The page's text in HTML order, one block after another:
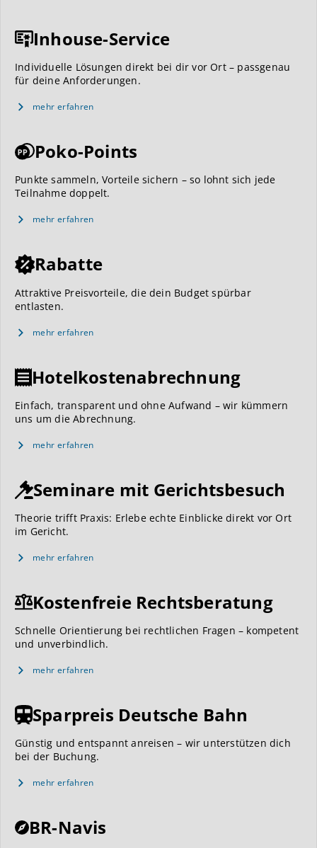
Inhouse-Service
Individuelle Lösungen direkt bei dir vor Ort – passgenau
für deine Anforderungen.
mehr erfahren
Poko-Points
Punkte sammeln, Vorteile sichern – so lohnt sich jede
Teilnahme doppelt.
mehr erfahren
Rabatte
Attraktive Preisvorteile, die dein Budget spürbar
entlasten.
mehr erfahren
Hotelkostenabrechnung
Einfach, transparent und ohne Aufwand – wir kümmern
uns um die Abrechnung.
mehr erfahren
Seminare mit Gerichtsbesuch
Theorie trifft Praxis: Erlebe echte Einblicke direkt vor Ort
im Gericht.
mehr erfahren
Kostenfreie Rechtsberatung
Schnelle Orientierung bei rechtlichen Fragen – kompetent
und unverbindlich.
mehr erfahren
Sparpreis Deutsche Bahn
Günstig und entspannt anreisen – wir unterstützen dich
bei der Buchung.
mehr erfahren
BR-Navis